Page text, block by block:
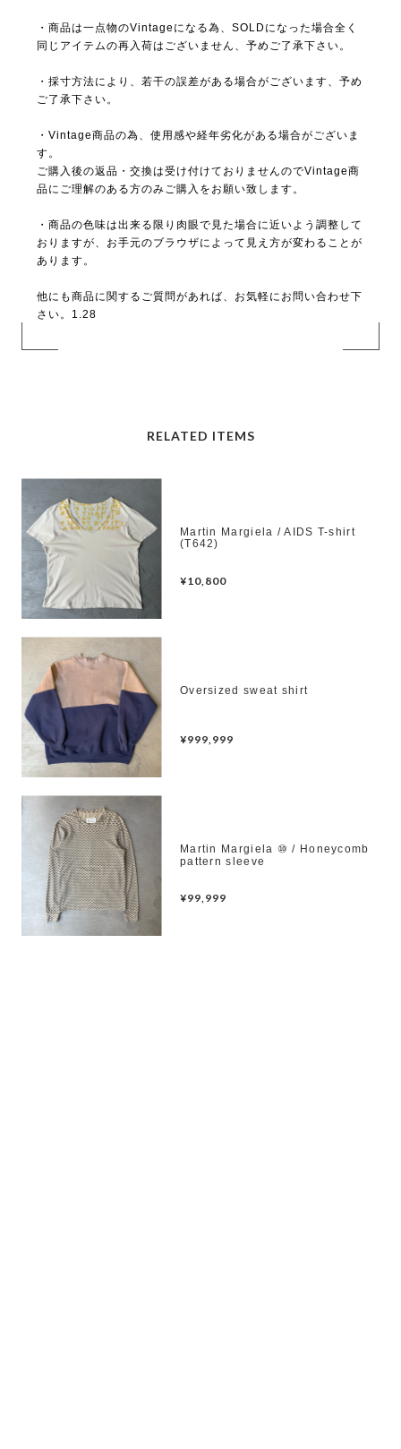
・商品は一点物のVintageになる為、SOLDになった場合全く
同じアイテムの再入荷はございません、予めご了承下さい。
・採寸方法により、若干の誤差がある場合がございます、予め
ご了承下さい。
・Vintage商品の為、使用感や経年劣化がある場合がございま
す。
ご購入後の返品・交換は受け付けておりませんのでVintage商
品にご理解のある方のみご購入をお願い致します。
・商品の色味は出来る限り肉眼で見た場合に近いよう調整して
おりますが、お手元のブラウザによって見え方が変わることが
あります。
他にも商品に関するご質問があれば、お気軽にお問い合わせ下
さい。1.28
RELATED ITEMS
Martin Margiela / AIDS T-shirt
(T642)
¥10,800
Oversized sweat shirt
¥999,999
Martin Margiela ⑩ / Honeycomb
pattern sleeve
¥99,999